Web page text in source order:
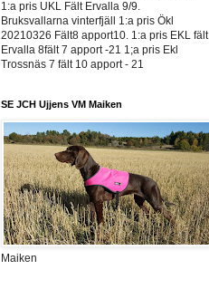
1:a pris UKL Fält Ervalla 9/9.
Bruksvallarna vinterfjäll 1:a pris Ökl
20210326 Fält8 apport10. 1:a pris EKL fält
Ervalla 8fält 7 apport -21 1;a pris Ekl
Trossnäs 7 fält 10 apport - 21
SE JCH Ujjens VM Maiken
Maiken